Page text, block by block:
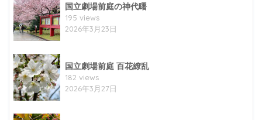
国立劇場前庭の神代曙
195 views
2026年3月23日
国立劇場前庭 百花繚乱
182 views
2026年3月27日